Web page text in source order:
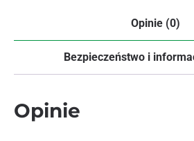
Opinie (0)
Bezpieczeństwo i
Opinie